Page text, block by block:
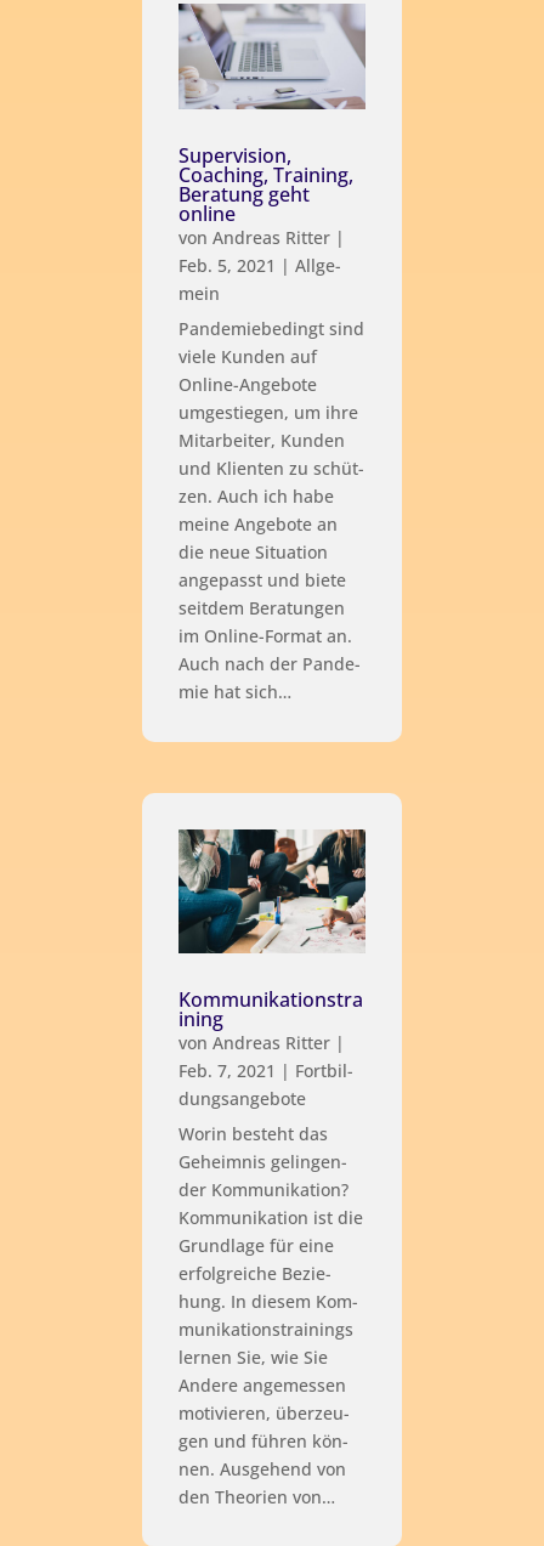
Supervision,
Coaching, Training,
Beratung geht
online
vonAndreas Ritter |
Feb. 5, 2021 |All­ge­
mein
Pan­de­mie­be­dingt sind
vie­le Kun­den auf
Online-Ange­bo­te
umge­stie­gen, um ihre
Mit­ar­bei­ter, Kun­den
und Kli­en­ten zu schüt­
zen. Auch ich habe
mei­ne Ange­bo­te an
die neue Situa­ti­on
ange­passt und bie­te
seit­dem Bera­tun­gen
im Online-For­mat an.
Auch nach der Pan­de­
mie hat sich…
Kommunikationstra
ining
vonAndreas Ritter |
Feb. 7, 2021 | Fort­bil­
dungs­an­ge­bo­te
Wor­in besteht das
Geheim­nis gelin­gen­
der Kom­mu­ni­ka­ti­on?
Kom­mu­ni­ka­ti­on ist die
Grund­la­ge für eine
erfolg­rei­che Bezie­
hung. In die­sem Kom­
mu­ni­ka­ti­ons­trai­nings
ler­nen Sie, wie Sie
Ande­re ange­mes­sen
moti­vie­ren, über­zeu­
gen und füh­ren kön­
nen. Aus­ge­hend von
den Theo­rien von…